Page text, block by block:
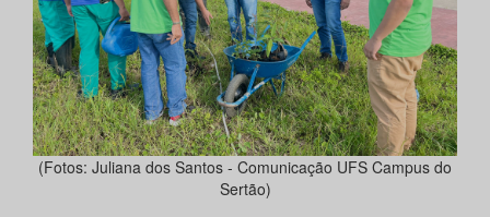
(Fotos: Juliana dos Santos - Comunicação UFS Campus do
Sertão)